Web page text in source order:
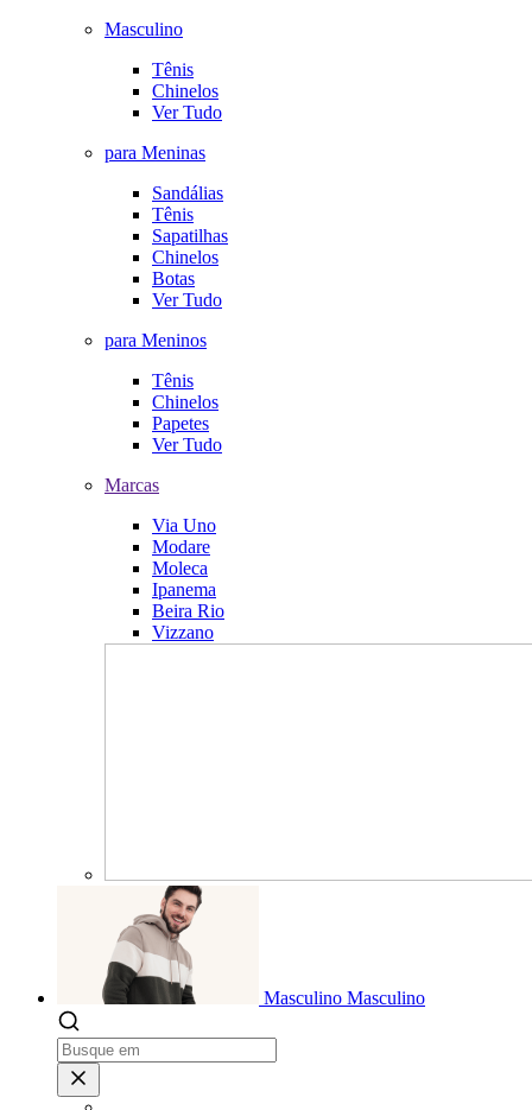
Masculino
Tênis
Chinelos
Ver Tudo
para Meninas
Sandálias
Tênis
Sapatilhas
Chinelos
Botas
Ver Tudo
para Meninos
Tênis
Chinelos
Papetes
Ver Tudo
Marcas
Via Uno
Modare
Moleca
Ipanema
Beira Rio
Vizzano
Masculino Masculino